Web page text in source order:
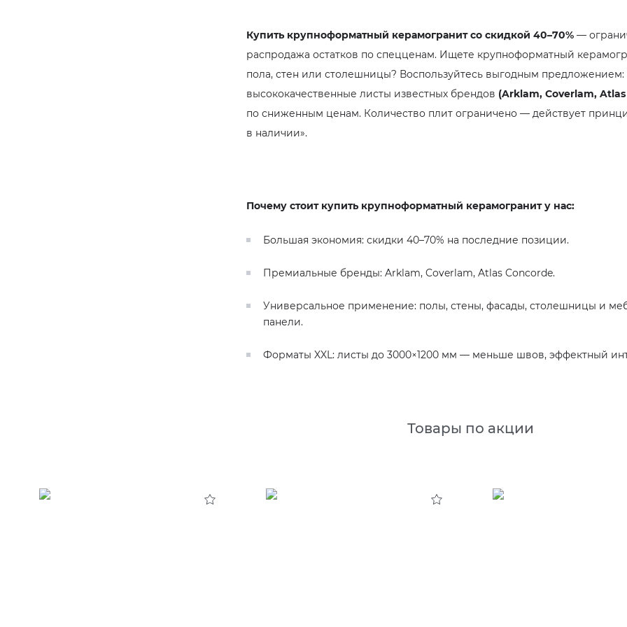
Купить крупноформатный керамогранит со скидкой 40–70% —
распродажа остатков по спецценам. Ищете крупноформатный
пола, стен или столешницы? Воспользуйтесь выгодным предложением:
высококачественные листы известных брендов (Arklam, Coverlam,
по сниженным ценам. Количество плит ограничено — действует
в наличии».
Почему стоит купить крупноформатный керамогранит у нас:
Большая экономия: скидки 40–70% на последние позиции.
Премиальные бренды: Arklam, Coverlam, Atlas Concorde.
Универсальное применение: полы, стены, фасады, столешницы и
панели.
Форматы XXL: листы до 3000×1200 мм — меньше швов, эффектный
Товары по акции